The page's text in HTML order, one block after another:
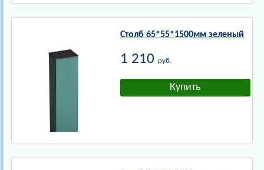
Столб 65*55*1500мм зеленый
1 210 руб.